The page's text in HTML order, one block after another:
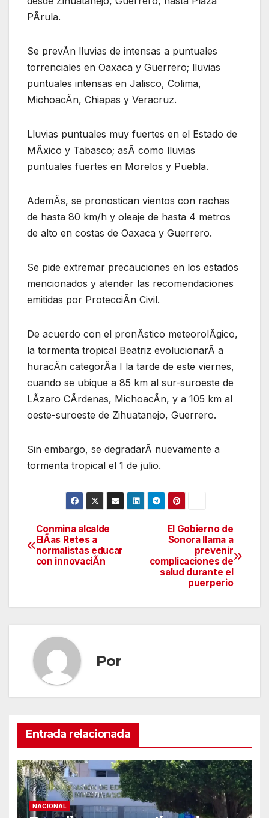
PÃrula.
Se prevÃn lluvias de intensas a puntuales
torrenciales en Oaxaca y Guerrero; lluvias
puntuales intensas en Jalisco, Colima,
MichoacÃn, Chiapas y Veracruz.
Lluvias puntuales muy fuertes en el Estado de
MÃxico y Tabasco; asÃ como lluvias
puntuales fuertes en Morelos y Puebla.
AdemÃs, se pronostican vientos con rachas
de hasta 80 km/h y oleaje de hasta 4 metros
de alto en costas de Oaxaca y Guerrero.
Se pide extremar precauciones en los estados
mencionados y atender las recomendaciones
emitidas por ProtecciÃn Civil.
De acuerdo con el pronÃstico meteorolÃgico,
la tormenta tropical Beatriz evolucionarÃ a
huracÃn categorÃa I la tarde de este viernes,
cuando se ubique a 85 km al sur-suroeste de
LÃzaro CÃrdenas, MichoacÃn, y a 105 km al
oeste-suroeste de Zihuatanejo, Guerrero.
Sin embargo, se degradarÃ nuevamente a
tormenta tropical el 1 de julio.
Navegación
de
El Gobierno de
Sonora llama a
prevenir
complicaciones de
salud durante el
puerperio
Conmina alcalde
ElÃas Retes a
normalistas educar
con innovaciÃn
Por
Entrada relacionada
NACIONAL